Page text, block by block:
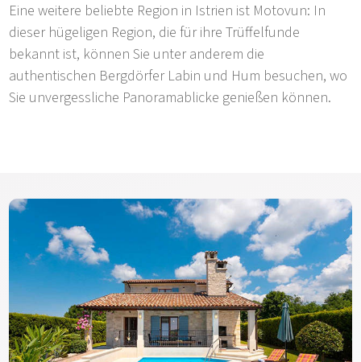
Eine weitere beliebte Region in Istrien ist Motovun: In
dieser hügeligen Region, die für ihre Trüffelfunde
bekannt ist, können Sie unter anderem die
authentischen Bergdörfer Labin und Hum besuchen, wo
Sie unvergessliche Panoramablicke genießen können.